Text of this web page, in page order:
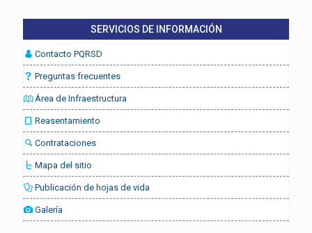
SERVICIOS DE INFORMACIÓN
Contacto PQRSD
Preguntas frecuentes
Área de Infraestructura
Reasentamiento
Contrataciones
Mapa del sitio
Publicación de hojas de vida
Galería